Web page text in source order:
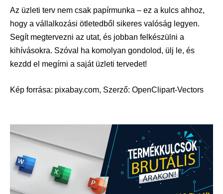
Az üzleti terv nem csak papírmunka – ez a kulcs ahhoz,
hogy a vállalkozási ötletedből sikeres valóság legyen.
Segít megtervezni az utat, és jobban felkészülni a
kihívásokra. Szóval ha komolyan gondolod, ülj le, és
kezdd el megírni a saját üzleti tervedet!
Kép forrása: pixabay.com, Szerző: OpenClipart-Vectors